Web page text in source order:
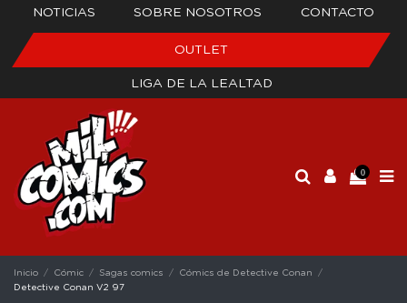
NOTICIAS SOBRE NOSOTROS CONTACTO
OUTLET
LIGA DE LA LEALTAD
0
Inicio Cómic Sagas comics
Cómics de Detective Conan
Detective Conan V2 97